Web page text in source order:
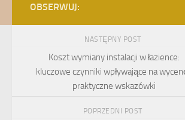
OBSERWUJ:
NASTĘPNY POST
Koszt wymiany instalacji w łazience:
kluczowe czynniki wpływające na
praktyczne wskazówki
POPRZEDNI POST